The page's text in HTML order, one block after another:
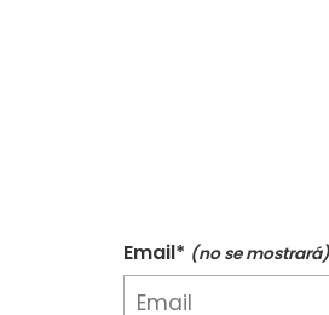
Email* (no se mostrará)